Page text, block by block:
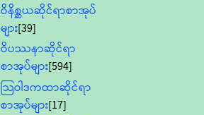
ဝိနိစ္ဆယဆိုင်ရာစာအုပ်
များ[39]
ဝိပဿနာဆိုင်ရာ
စာအုပ်များ[594]
သြဝါဒကထာဆိုင်ရာ
စာအုပ်များ[17]